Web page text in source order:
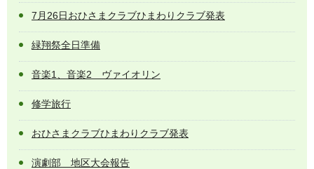
7月26日おひさまクラブひまわりクラブ発表
緑翔祭全日準備
音楽1、音楽2 ヴァイオリン
修学旅行
おひさまクラブひまわりクラブ発表
演劇部 地区大会報告